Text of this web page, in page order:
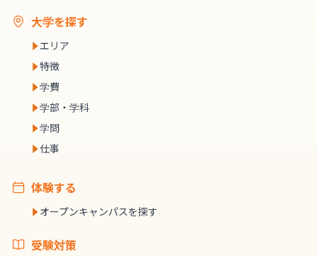
大学を探す
エリア
特徴
学費
学部・学科
学問
仕事
体験する
オープンキャンパスを探す
受験対策